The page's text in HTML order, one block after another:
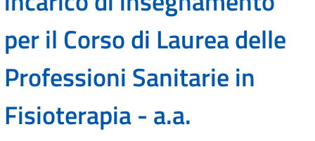
per il Corso di Laurea delle
Professioni Sanitarie in
Fisioterapia - a.a.